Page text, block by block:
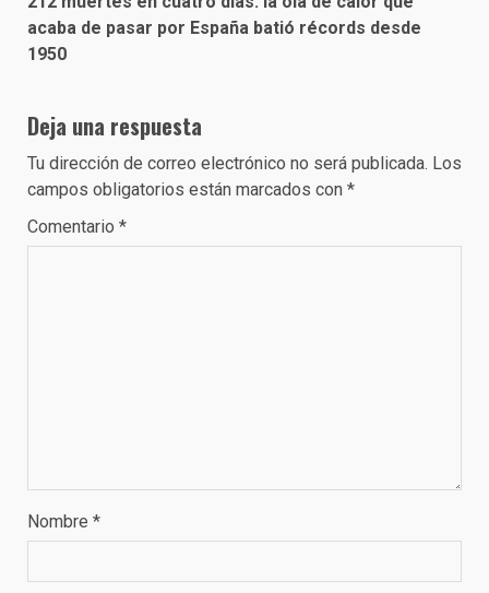
acaba de pasar por España batió récords desde
1950
Deja una respuesta
Tu dirección de correo electrónico no será publicada. Los
campos obligatorios están marcados con *
Comentario *
Nombre *